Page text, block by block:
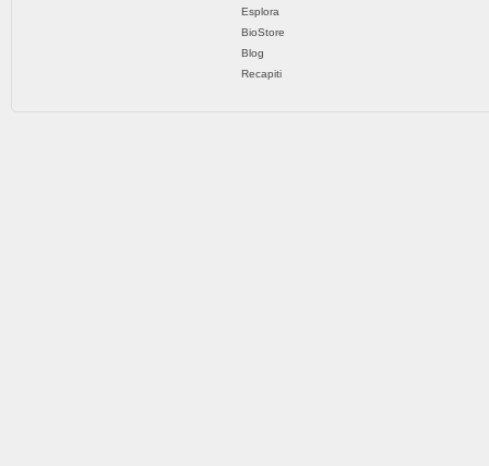
Esplora
BioStore
Blog
Recapiti